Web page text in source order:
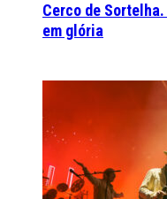
Cerco de
em glória